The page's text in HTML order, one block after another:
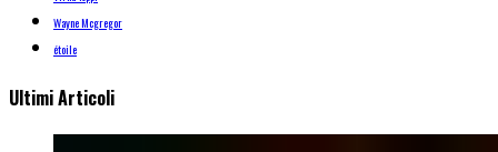
Wayne Mcgregor
étoile
Ultimi Articoli